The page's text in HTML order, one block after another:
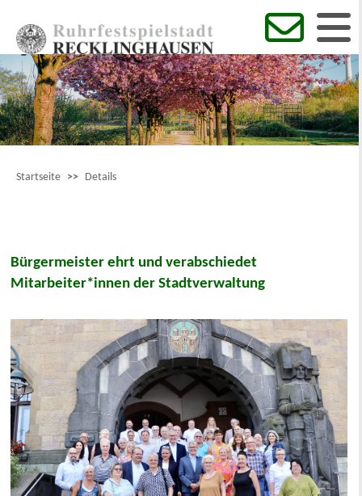
Startseite >> Details
Bürgermeister ehrt und verabschiedet
Mitarbeiter*innen der Stadtverwaltung